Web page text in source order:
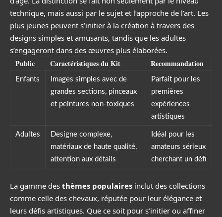
technique, mais aussi par le sujet et l’approche de l’art. Les
plus jeunes peuvent s’initier à la création à travers des
designs simples et amusants, tandis que les adultes
s’engageront dans des œuvres plus élaborées.
Public Caractéristiques du Kit Recommandation
Enfants
Images simples avec de
grandes sections, pinceaux
et peintures non-toxiques
Parfait pour les
premières
expériences
artistiques
Adultes
Designe complexe,
matériaux de haute qualité,
attention aux détails
Idéal pour les
amateurs sérieux
cherchant un défi
La gamme des thèmes populaires inclut des collections
comme celle des chevaux, réputée pour leur élégance et
leurs défis artistiques. Que ce soit pour s’initier ou affiner